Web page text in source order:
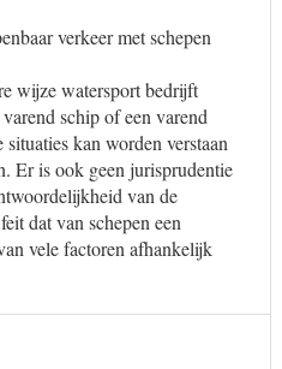
verkeer met schepen
wijze watersport bedrijft
schip of een varend
kan worden verstaan
Er is ook geen jurisprudentie
van de
dat van schepen een
vele factoren afhankelijk